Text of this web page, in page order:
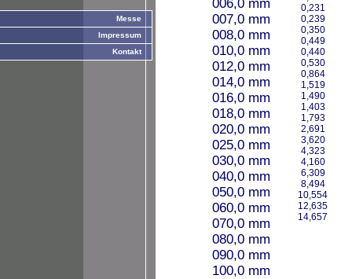
Messe
Impressum
Kontakt
006,0 mm
007,0 mm
008,0 mm
010,0 mm
012,0 mm
014,0 mm
016,0 mm
018,0 mm
020,0 mm
025,0 mm
030,0 mm
040,0 mm
050,0 mm
060,0 mm
070,0 mm
080,0 mm
090,0 mm
100,0 mm
0,231
0,239
0,350
0,449
0,440
0,530
0,864
1,519
1,490
1,403
1,793
2,691
3,620
4,323
4,160
6,309
8,494
10,554
12,635
14,657